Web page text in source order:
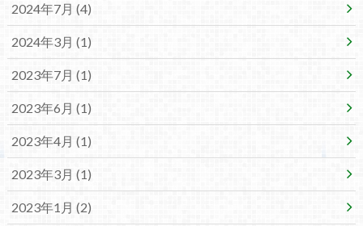
2024年7月 (4)
2024年3月 (1)
2023年7月 (1)
2023年6月 (1)
2023年4月 (1)
2023年3月 (1)
2023年1月 (2)